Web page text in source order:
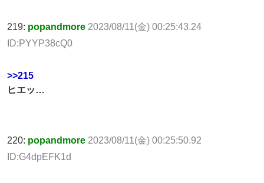
219: popandmore 2023/08/11(金) 00:25:43.24
ID:PYYP38cQ0
>>215
ヒエッ…
220: popandmore 2023/08/11(金) 00:25:50.92
ID:G4dpEFK1d